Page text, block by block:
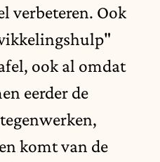
verbeteren. Ook
"
ook al omdat
eerder de
komt van de